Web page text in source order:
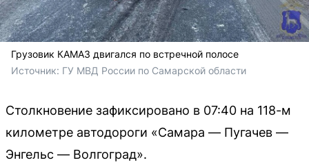
Грузовик КАМАЗ двигался по встречной полосе
Источник: ГУ МВД России по Самарской области
Столкновение зафиксировано в 07:40 на 118-м
километре автодороги «Самара — Пугачев —
Энгельс — Волгоград».